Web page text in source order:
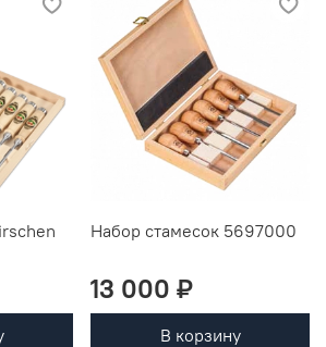
Набор стамесок 5697000
13 000 ₽
В корзину